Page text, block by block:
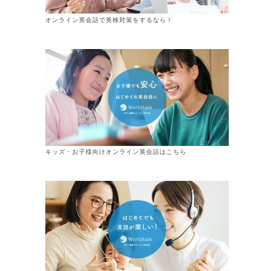
オンライン英会話で英検対策をするなら！
キッズ・お子様向けオンライン英会話はこちら